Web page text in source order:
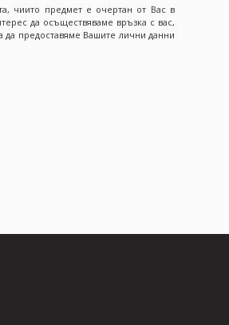
чиито предмет е очертан от Вас в
да осъществяваме връзка с вас,
да предоставяме Вашите лични данни